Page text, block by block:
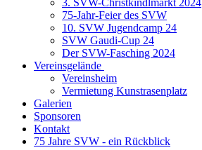
3. SVW-Christkindlmarkt 2024
75-Jahr-Feier des SVW
10. SVW Jugendcamp 24
SVW Gaudi-Cup 24
Der SVW-Fasching 2024
Vereinsgelände
Vereinsheim
Vermietung Kunstrasenplatz
Galerien
Sponsoren
Kontakt
75 Jahre SVW - ein Rückblick